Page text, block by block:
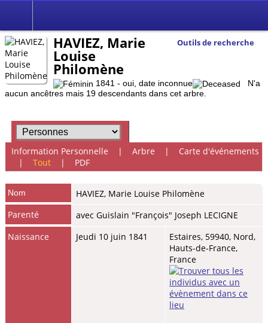
Outils de recherche
HAVIEZ, Marie
Louise
Philomène
1841 - oui, date inconnue
N'a
aucun ancêtres mais 19 descendants dans cet arbre.
Information Personnelle | Arbre | Carte d'événements
| Tout| PDF
Nom HAVIEZ, Marie Louise Philomène
Parenté
avec Guislain "François" Joseph LECIGNE
Naissance
Jeudi 10 juin 1841
Estaires, 59940, Nord,
Hauts-de-France,
France